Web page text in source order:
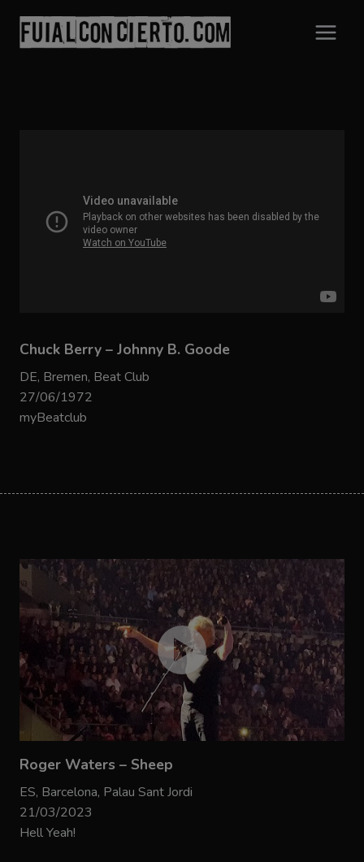
contenido
Chuck Berry – Johnny B. Goode
DE, Bremen, Beat Club
27/06/1972
myBeatclub
Roger Waters – Sheep
ES, Barcelona, Palau Sant Jordi
21/03/2023
Hell Yeah!